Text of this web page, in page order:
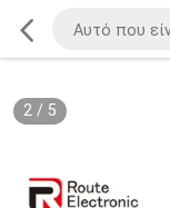
2/ 5